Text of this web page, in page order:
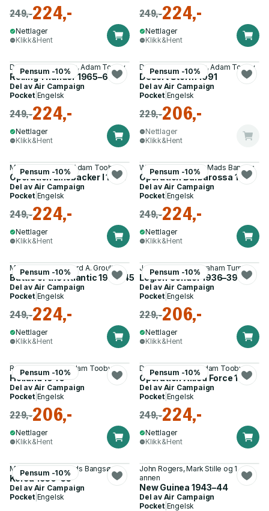
249,-224,-
Nettlager
Klikk&Hent
249,-224,-
Nettlager
Klikk&Hent
Pensum -10%
Dr Richard P. Hallion, Adam Tooby
Rolling Thunder 1965–68
Del av Air Campaign
Pocket| Engelsk
249,-224,-
Nettlager
Klikk&Hent
Pensum -10%
Dr Richard P. Hallion, Adam Tooby
Desert Storm 1991
Del av Air Campaign
Pocket| Engelsk
229,-206,-
Nettlager
Klikk&Hent
Pensum -10%
Marshall Michel III, Adam Tooby
Operation Linebacker I 1972
Del av Air Campaign
Pocket| Engelsk
249,-224,-
Nettlager
Klikk&Hent
Pensum -10%
William E. Hiestand, Mads Bangsø
Operation Barbarossa 1941
Del av Air Campaign
Pocket| Engelsk
249,-224,-
Nettlager
Klikk&Hent
Pensum -10%
Mark Lardas, Edouard A. Groult
Battle of the Atlantic 1942–45
Del av Air Campaign
Pocket| Engelsk
249,-224,-
Nettlager
Klikk&Hent
Pensum -10%
James S. Corum, Graham Turner
Legion Condor 1936–39
Del av Air Campaign
Pocket| Engelsk
229,-206,-
Nettlager
Klikk&Hent
Pensum -10%
Ryan K. Noppen, Adam Tooby
Holland 1940
Del av Air Campaign
Pocket| Engelsk
229,-206,-
Nettlager
Klikk&Hent
Pensum -10%
Dr Brian D. Laslie, Adam Tooby
Operation Allied Force 1999
Del av Air Campaign
Pocket| Engelsk
249,-224,-
Nettlager
Klikk&Hent
Pensum -10%
Michael Napier, Mads Bangsø
Korea 1950–53
Del av Air Campaign
Pocket| Engelsk
John Rogers, Mark Stille og 1
annen
New Guinea 1943–44
Del av Air Campaign
Pocket| Engelsk